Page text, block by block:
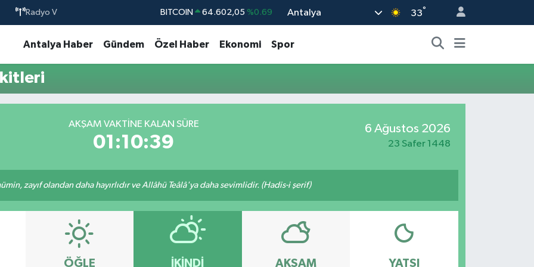
Radyo V BITCOIN 64.602,05 %0.69
BİST100
Antalya 33°
Antalya Haber Gündem Özel Haber Ekonomi Spor
AKŞAM VAKTINE KALAN SÜRE
01:10:39
6 Ağustos 2026
23 Safer 1448
zayıf olandan daha hayırlıdır ve Allâhü Teâlâ'ya daha sevimlidir. (Hadis-i şerif)
ÖĞLE İKINDI AKŞAM YATSI